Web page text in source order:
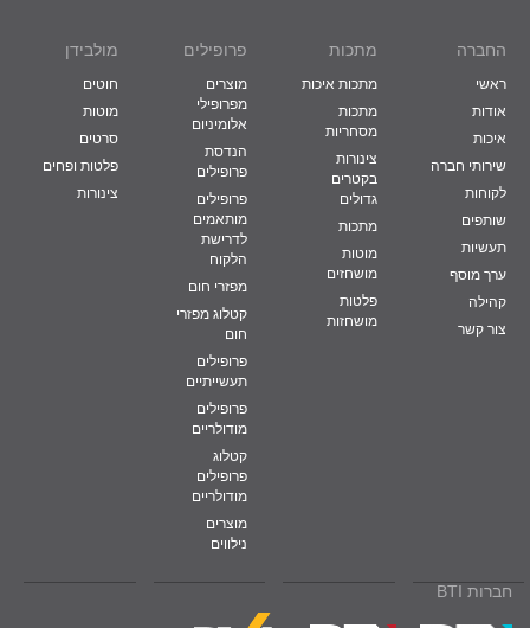
החברה
ראשי
אודות
איכות
שירותי חברה
לקוחות
שותפים
תעשיות
ערך מוסף
קהילה
צור קשר
מתכות
מתכות איכות
מתכות
מסחריות
צינורות
בקטרים
גדולים
מתכות
מוטות
מושחזים
פלטות
מושחזות
פרופילים
מוצרים
מפרופילי
אלומיניום
הנדסת
פרופילים
פרופילים
מותאמים
לדרישת
הלקוח
מפזרי חום
קטלוג מפזרי
חום
פרופילים
תעשייתיים
פרופילים
מודולריים
קטלוג
פרופילים
מודולריים
מוצרים
נילווים
מולבידן
חוטים
מוטות
סרטים
פלטות ופחים
צינורות
חברות BTI